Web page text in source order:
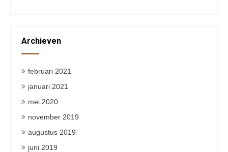
Archieven
februari 2021
januari 2021
mei 2020
november 2019
augustus 2019
juni 2019